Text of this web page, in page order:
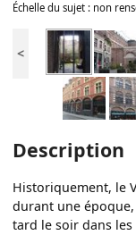
Échelle du sujet : non
<
Description
Historiquement, le
durant une
tard le soir dans les